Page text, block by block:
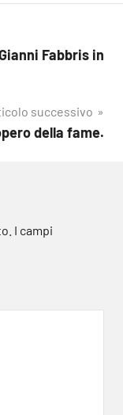
Fabbris in
successivo
della fame.
I campi